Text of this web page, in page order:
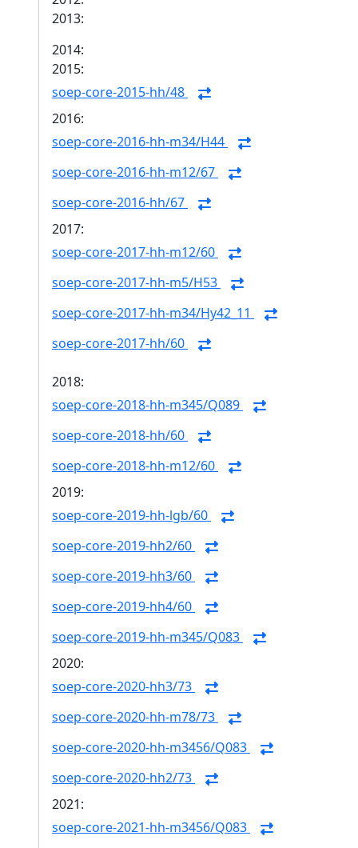
2013:
2014:
2015:
soep-core-2015-hh/48
2016:
soep-core-2016-hh-m34/H44
soep-core-2016-hh-m12/67
soep-core-2016-hh/67
2017:
soep-core-2017-hh-m12/60
soep-core-2017-hh-m5/H53
soep-core-2017-hh-m34/Hy42_11
soep-core-2017-hh/60
2018:
soep-core-2018-hh-m345/Q089
soep-core-2018-hh/60
soep-core-2018-hh-m12/60
2019:
soep-core-2019-hh-lgb/60
soep-core-2019-hh2/60
soep-core-2019-hh3/60
soep-core-2019-hh4/60
soep-core-2019-hh-m345/Q083
2020:
soep-core-2020-hh3/73
soep-core-2020-hh-m78/73
soep-core-2020-hh-m3456/Q083
soep-core-2020-hh2/73
2021:
soep-core-2021-hh-m3456/Q083